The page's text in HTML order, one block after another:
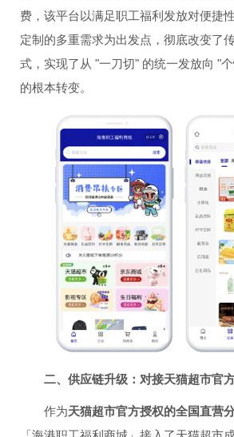
费，该平台以满足职工福利发放对便捷
定制的多重需求为出发点，彻底改变了
式，实现了从 "一刀切" 的统一发放向 "
的根本转变。
二、供应链升级：对接天猫超市官
作为天猫超市官方授权的全国直营